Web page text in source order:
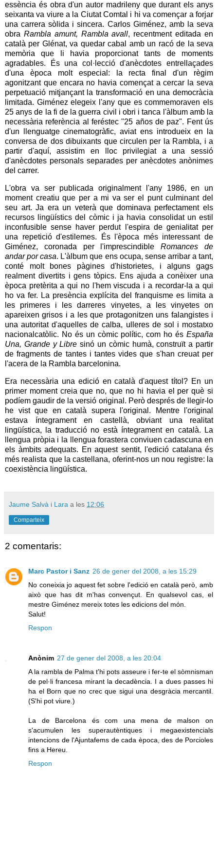
essència és obra d'un autor madrileny que durant els anys
seixanta va viure a la Ciutat Comtal i hi va començar a forjar
una carrera sòlida i sincera. Carlos Giménez, amb la seva
obra Rambla amunt, Rambla avall, recentment editada en
català per Glénat, va quedar cabal amb un racó de la seva
memòria que li havia proporcionat tants de moments
agradables. És una col·lecció d'anècdotes entrellaçades
d'una època molt especial: la recta final d'un règim
agonitzant que encara no havia començat a cercar la seva
perpetuació mitjançant la transformació en una democràcia
limitada. Giménez elegeix l'any que es commemoraven els
25 anys de la fi de la guerra civil i obri i tanca l'àlbum amb la
necessària referència al feréstec "25 años de paz". Fent ús
d'un llenguatge cinematogràfic, aviat ens introdueix en la
conversa de dos dibuixants que circulen per la Rambla, i a
partir d'aquí, assistim en lloc privilegiat a una sessió
d'anècdotes personals separades per anècdotes anònimes
del carrer.
L'obra va ser publicada originalment l'any 1986, en un
moment creatiu que per a mi va ser el punt culminant del
seu art. Ja era un veterà que dominava perfectament els
recursos lingüístics del còmic i ja havia consolidat un estil
inconfusible sense haver perdut l'espira de genialitat per
una repetició d'estilemes. És l'època més interessant de
Giménez, coronada per l'imprescindibleRomances de
andar por casa. L'àlbum que ens ocupa, sense arribar a tant,
conté molt bones pàgines d'historietes, i alguns gags
realment divertits i gens tòpics. Ens ajuda a conèixer una
època pretèrita a qui no l'hem viscuda i a recordar-la a qui
ho va fer. La presència explícita del franquisme es limita a
les primeres i les darreres vinyetes, a les vinyetes on
apareixen grisos i a les que protagonitzen uns falangistes i
una autoritat d'aquelles de calba, ulleres de sol i mostatxo
nacionalcatòlic. No és un còmic polític, com ho és España
Una, Grande y Libre sinó un còmic humà, construït a partir
de fragments de tantes i tantes vides que s'han creuat per
l'acera de la Rambla barcelonina.
Era necessària una edició en català d'aquest títol? En un
primer moment creia que no, que no hi havia el per què si
podíem gaudir de la versió original. Però després de llegir-lo
he vist que en català supera l'original. Mentre l'original
estava íntegrament en castellà, obviant una realitat
lingüística, la traducció no està íntegrament en català. La
llengua pròpia i la llengua forastera conviuen cadascuna en
els àmbits adequats. En aquest sentit, l'edició catalana és
més realista que la castellana, oferint-nos un nou registre: la
coexistència lingüística.
Jaume Salvà i Lara a les 12:06
Comparteix
2 comentaris:
Marc Pastor i Sanz 26 de gener del 2008, a les 15:29
No coneixia jo aquest fet sobre l'edició en català però, amb
això que has dit m'has convençut. En qualsevol cas, el
mestre Giménez mereix totes les edicions del món.
Salut!
Respon
Anònim 27 de gener del 2008, a les 20:04
A la rambla de Palma t'hi pots asseure i fer-te el sòmnisman
de pel·li francesa mirant la decadència. I a dues passes hi
ha el Born que no crec que sigui una desgràcia mercantil.
(S'hi pot viure.)
La de Barcelona és com una mena de malson on
s'acumulen les superautèntiques i megaexistencials
intencions de l'Ajuntafems de cada època, des de Porcioles
fins a Hereu.
Respon